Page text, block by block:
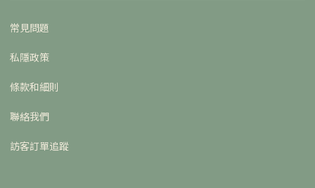
常見問題
私隱政策
條款和細則
聯絡我們
訪客訂單追蹤